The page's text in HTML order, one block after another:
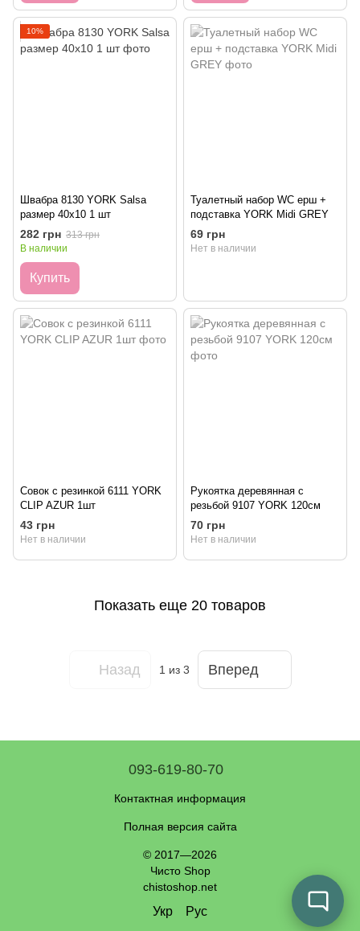
10%
Швабра 8130 YORK Salsa
размер 40х10 1 шт
282 грн 313 грн
В наличии
Купить
Туалетный набор WC ерш +
подставка YORK Midi GREY
69 грн
Нет в наличии
Совок с резинкой 6111 YORK
CLIP AZUR 1шт
43 грн
Нет в наличии
Рукоятка деревянная с
резьбой 9107 YORK 120см
70 грн
Нет в наличии
Показать еще 20 товаров
Назад 1 из 3 Вперед
093-619-80-70
Контактная информация
Полная версия сайта
© 2017—2026
Чисто Shop
chistoshop.net
Укр Рус